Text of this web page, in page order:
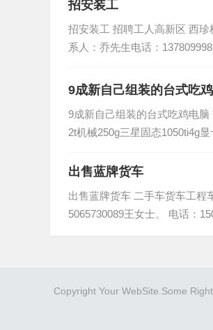
招安装工
招安装工 招聘工人高新区 西
系人：乔先生电话：
9成新自己组装的台式吃
9成新自己组装的台式吃鸡电
2t机械250g三星固态1050ti4g
出售蓝牌货车
出售蓝牌货车 二手车货车工程
5065730089王女士。 电话：
Copyright Your WebSite.Some